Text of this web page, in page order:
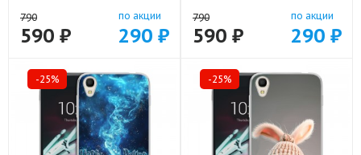
790
590 ₽
по акции
290 ₽
790
590 ₽
по акции
290 ₽
-25% -25%